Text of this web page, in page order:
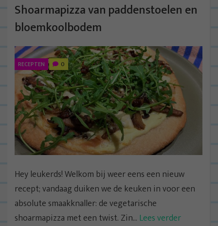
Shoarmapizza van paddenstoelen en
bloemkoolbodem
RECEPTEN 0
Hey leukerds! Welkom bij weer eens een nieuw
recept; vandaag duiken we de keuken in voor een
absolute smaakknaller: de vegetarische
shoarmapizza met een twist. Zin... Lees verder